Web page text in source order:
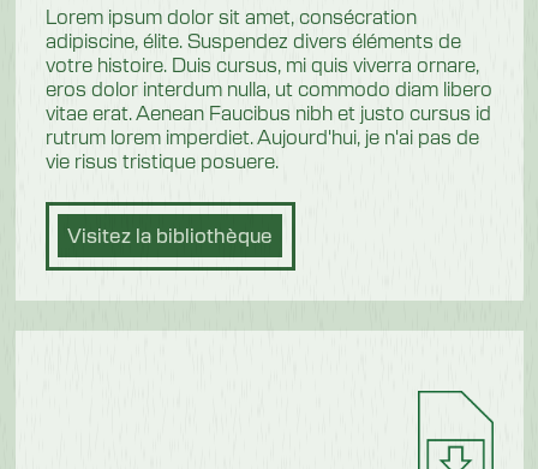
Lorem ipsum dolor sit amet, consécration
adipiscine, élite. Suspendez divers éléments de
votre histoire. Duis cursus, mi quis viverra ornare,
eros dolor interdum nulla, ut commodo diam libero
vitae erat. Aenean Faucibus nibh et justo cursus id
rutrum lorem imperdiet. Aujourd'hui, je n'ai pas de
vie risus tristique posuere.
Visitez la bibliothèque